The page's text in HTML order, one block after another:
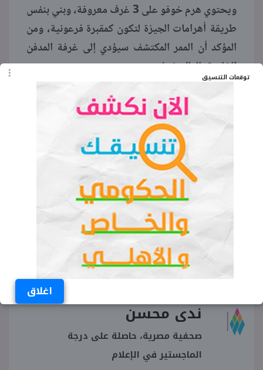
توقعات التنسيق
اغلاق
ويحتوي هرم خوفو على 3 غرف معروفة، وبني بنفس
طريقة أهرامات الجيزة لتكون كمقبرة فرعونية، ومن
المؤكد أن الممر المكتشف سيؤدي إلى غرفة المدفن
الخاصة بالملك خوفو.
الكلمات المفتاحية
فى أى هرم تم اكتشاف غرفه عمرها 4500 سنة
هرم خوفو الهرم الأكبر
غرفة عمرها 4500 عام هرم
أهرامات الجيزة
ندى محسن
صحفية مصرية، حاصلة على درجة
الماجستير في الإعلام